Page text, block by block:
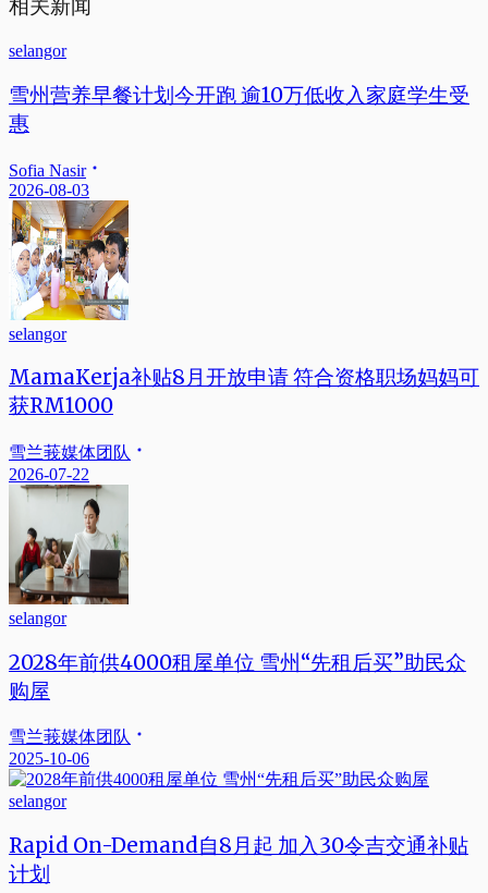
相关新闻
selangor
雪州营养早餐计划今开跑 逾10万低收入家庭学生受
惠
Sofia Nasir
2026-08-03
selangor
MamaKerja补贴8月开放申请 符合资格职场妈妈可
获RM1000
雪兰莪媒体团队
2026-07-22
selangor
2028年前供4000租屋单位 雪州“先租后买”助民众
购屋
雪兰莪媒体团队
2025-10-06
selangor
Rapid On-Demand自8月起 加入30令吉交通补贴
计划